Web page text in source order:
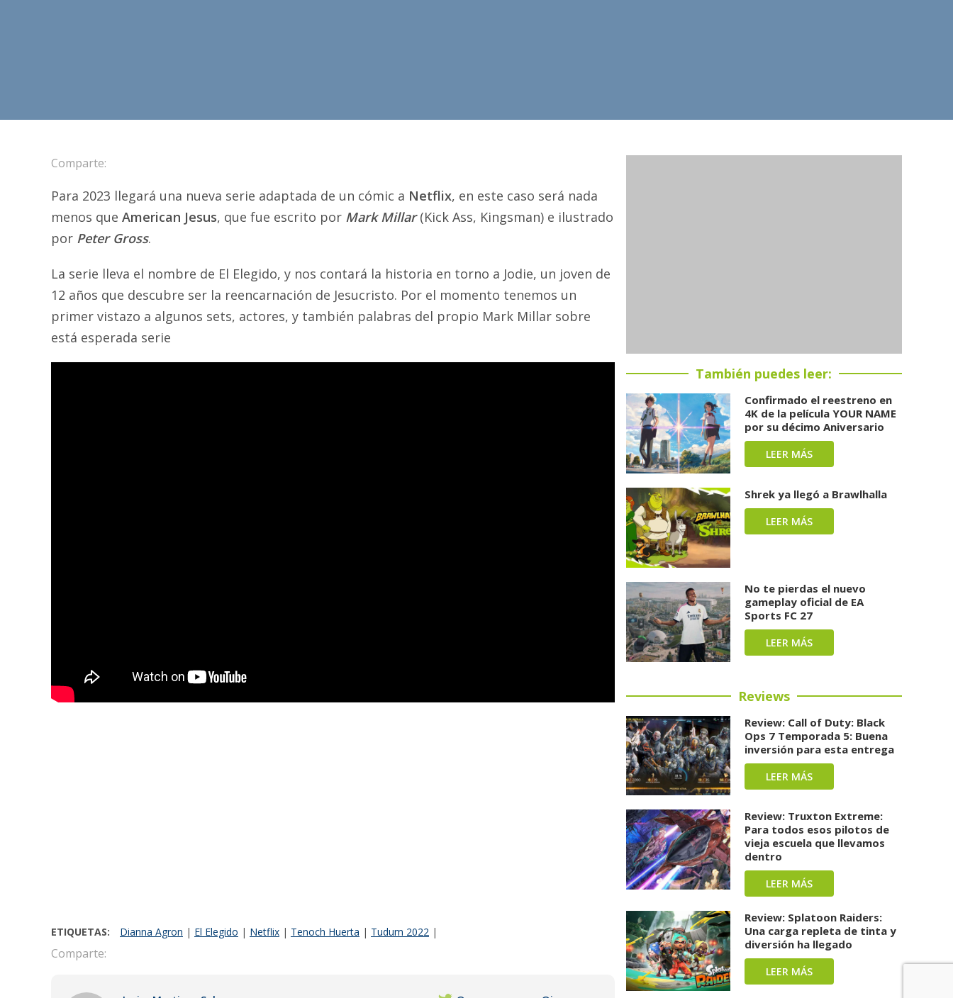
Comparte:
Para 2023 llegará una nueva serie adaptada de un cómic a Netflix, en este caso será nada
menos que American Jesus, que fue escrito por Mark Millar(Kick Ass, Kingsman) e ilustrado
por Peter Gross.
La serie lleva el nombre de El Elegido, y nos contará la historia en torno a Jodie, un joven de
12 años que descubre ser la reencarnación de Jesucristo. Por el momento tenemos un
primer vistazo a algunos sets, actores, y también palabras del propio Mark Millar sobre
está esperada serie
ETIQUETAS: Dianna Agron | El Elegido | Netflix | Tenoch Huerta | Tudum 2022 |
Comparte:
También puedes leer:
Confirmado el reestreno en
4K de la película YOUR NAME
por su décimo Aniversario
LEER MÁS
Shrek ya llegó a Brawlhalla
LEER MÁS
No te pierdas el nuevo
gameplay oficial de EA
Sports FC 27
LEER MÁS
Reviews
Review: Call of Duty: Black
Ops 7 Temporada 5: Buena
inversión para esta entrega
LEER MÁS
Review: Truxton Extreme:
Para todos esos pilotos de
vieja escuela que llevamos
dentro
LEER MÁS
Review: Splatoon Raiders:
Una carga repleta de tinta y
diversión ha llegado
LEER MÁS